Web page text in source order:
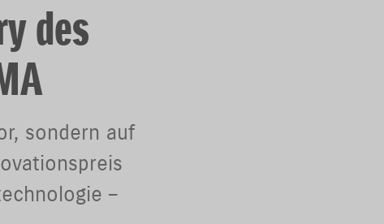
des
sondern auf
–